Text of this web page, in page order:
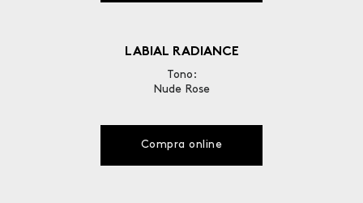
LABIAL RADIANCE
Tono:
Nude Rose
Compra online